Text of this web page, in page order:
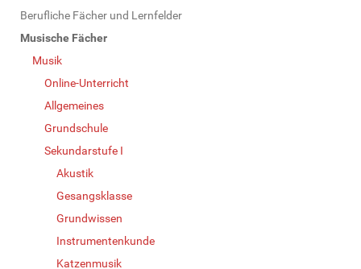
Berufliche Fächer und Lernfelder
Musische Fächer
Musik
Online-Unterricht
Allgemeines
Grundschule
Sekundarstufe I
Akustik
Gesangsklasse
Grundwissen
Instrumentenkunde
Katzenmusik